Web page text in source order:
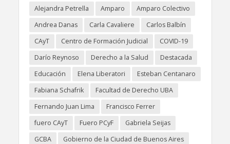
Alejandra Petrella Amparo
Amparo Colectivo
Andrea Danas
Carla Cavaliere
Carlos Balbín
CAyT
Centro de Formación Judicial
COVID-19
Darío Reynoso
Derecho a la Salud
Destacada
Educación
Elena Liberatori
Esteban Centanaro
Fabiana Schafrik
Facultad de Derecho UBA
Fernando Juan Lima
Francisco Ferrer
fuero CAyT
Fuero PCyF
Gabriela Seijas
GCBA
Gobierno de la Ciudad de Buenos Aires